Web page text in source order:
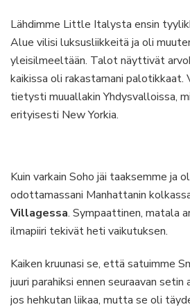
Lähdimme Little Italysta ensin
Alue vilisi luksusliikkeitä ja oli
yleisilmeeltään. Talot näyttivät
kaikissa oli rakastamani palotikkaat.
tietysti muuallakin Yhdysvalloissa,
erityisesti New Yorkia.
Kuin varkain Soho jäi taaksemme ja
odottamassani Manhattanin
Villagessa. Sympaattinen, matala
ilmapiiri tekivät heti vaikutuksen.
Kaiken kruunasi se, että satuimme
juuri parahiksi ennen seuraavan
jos hehkutan liikaa, mutta se oli